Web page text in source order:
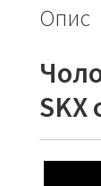
Опис
SKX